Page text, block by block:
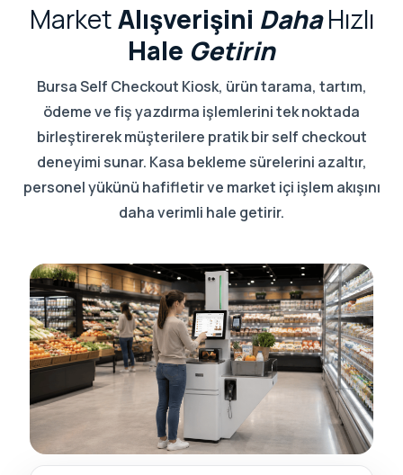
MarketAlışverişini Daha Hızlı
Hale Getirin
Bursa Self Checkout Kiosk, ürün tarama, tartım,
ödeme ve fiş yazdırma işlemlerini tek noktada
birleştirerek müşterilere pratik bir self checkout
deneyimi sunar. Kasa bekleme sürelerini azaltır,
personel yükünü hafifletir ve market içi işlem akışını
daha verimli hale getirir.